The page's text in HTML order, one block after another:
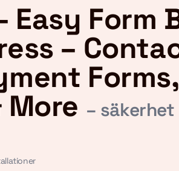
Easy Form
–
Forms,
More – säkerhet